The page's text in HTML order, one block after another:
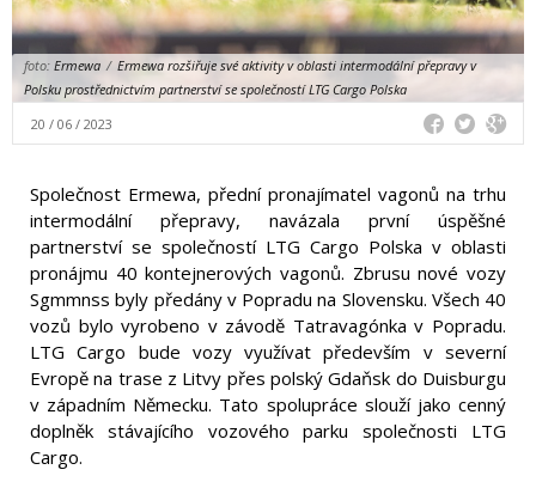
foto: Ermewa / Ermewa rozšiřuje své aktivity v oblasti intermodální přepravy v
Polsku prostřednictvím partnerství se společností LTG Cargo Polska
20 / 06 / 2023
Společnost Ermewa, přední pronajímatel vagonů na trhu
intermodální přepravy, navázala první úspěšné
partnerství se společností LTG Cargo Polska v oblasti
pronájmu 40 kontejnerových vagonů. Zbrusu nové vozy
Sgmmnss byly předány v Popradu na Slovensku. Všech 40
vozů bylo vyrobeno v závodě Tatravagónka v Popradu.
LTG Cargo bude vozy využívat především v severní
Evropě na trase z Litvy přes polský Gdaňsk do Duisburgu
v západním Německu. Tato spolupráce slouží jako cenný
doplněk stávajícího vozového parku společnosti LTG
Cargo.